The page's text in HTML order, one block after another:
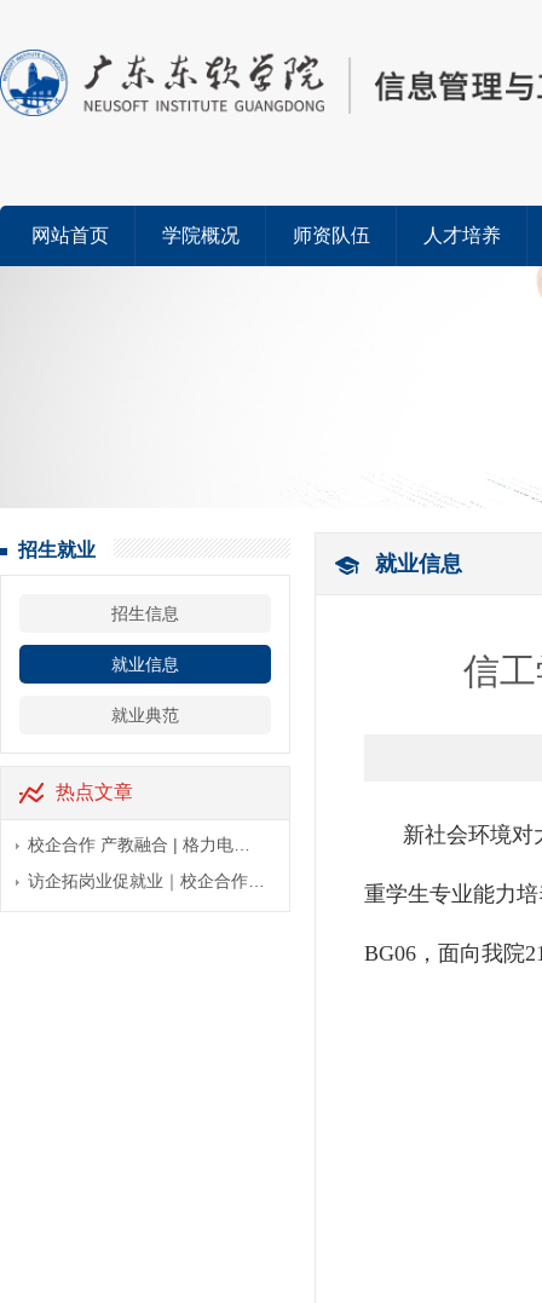
网站首页 学院概况 师资队伍 人才培养
招生就业
招生信息
就业信息
就业典范
热点文章
校企合作 产教融合 | 格力电…
访企拓岗业促就业｜校企合作…
就业信息
信
新社会环境对
重学生专业能力
BG06， 面向我院